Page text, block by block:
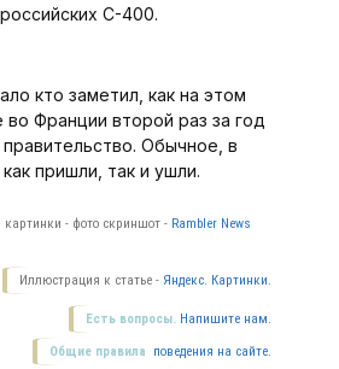
С-400.
кто заметил, как на этом
Франции второй раз за год
Обычное, в
пришли, так и ушли.
картинки - фото скриншот - Rambler News
Иллюстрация к статье - Яндекс. Картинки.
Есть вопросы. Напишите нам.
Общие правила поведения на сайте.